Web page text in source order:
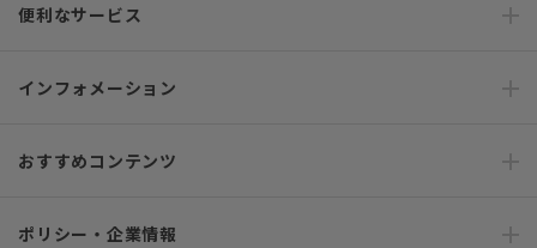
便利なサービス
インフォメーション
おすすめコンテンツ
ポリシー・企業情報